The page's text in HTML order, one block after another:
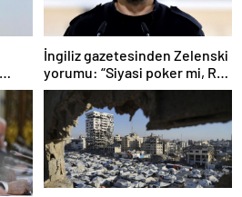
İngiliz gazetesinden Zelenski
yorumu: “Siyasi poker mi, Rus
ruleti mi?”